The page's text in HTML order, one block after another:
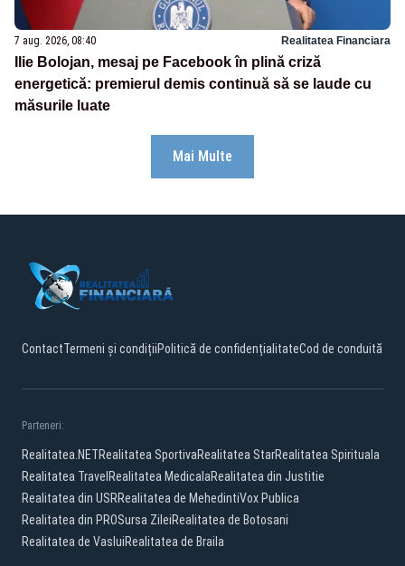
7 aug. 2026, 08:40 Realitatea Financiara
Ilie Bolojan, mesaj pe Facebook în plină criză
energetică: premierul demis continuă să se laude cu
măsurile luate
Mai Multe
ContactTermeni și condițiiPolitică de confidențialitateCod de conduită
Parteneri:
Realitatea.NETRealitatea SportivaRealitatea StarRealitatea Spirituala
Realitatea Travel Realitatea MedicalaRealitatea din Justitie
Realitatea din USRRealitatea de MehedintiVox Publica
Realitatea din PROSursa ZileiRealitatea de Botosani
Realitatea de VasluiRealitatea de Braila